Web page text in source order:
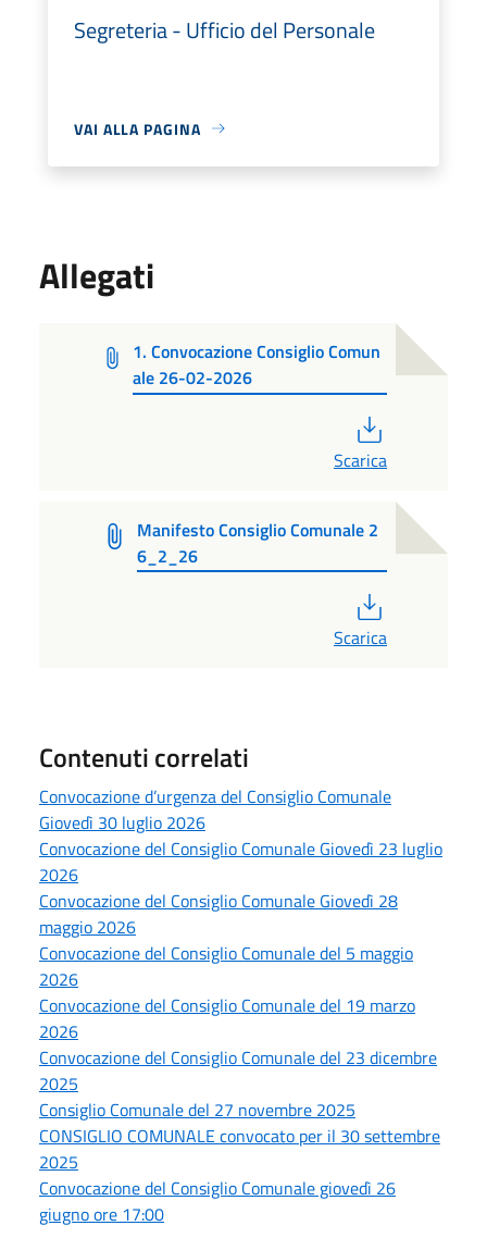
Segreteria - Ufficio del Personale
VAI ALLA PAGINA
Allegati
1. Convocazione Consiglio Comun
ale 26-02-2026
Scarica
Manifesto Consiglio Comunale 2
6_2_26
Scarica
Contenuti correlati
Convocazione d’urgenza del Consiglio Comunale
Giovedì 30 luglio 2026
Convocazione del Consiglio Comunale Giovedì 23 luglio
2026
Convocazione del Consiglio Comunale Giovedì 28
maggio 2026
Convocazione del Consiglio Comunale del 5 maggio
2026
Convocazione del Consiglio Comunale del 19 marzo
2026
Convocazione del Consiglio Comunale del 23 dicembre
2025
Consiglio Comunale del 27 novembre 2025
CONSIGLIO COMUNALE convocato per il 30 settembre
2025
Convocazione del Consiglio Comunale giovedì 26
giugno ore 17:00